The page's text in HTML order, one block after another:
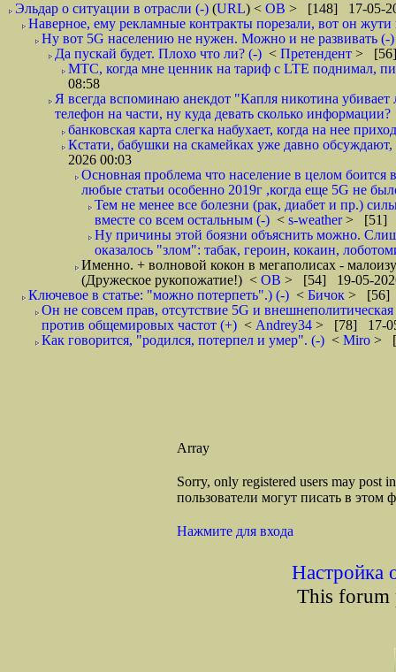
Эльдар о ситуации в отрасли (-) (URL) < ОВ > [148] 17-05-
Наверное, ему рекламные контракты порезали, вот он жути
Ну вот 5G населению не нужен. Можно и не развивать (-)
Да пускай будет. Плохо что ли? (-) < Претендент > [56]
МТС, когда мне ценник на тариф с LTE поднимал,
08:58
Я всегда вспоминаю анекдот "Капля никотина
телефон на части, ну куда девать сколько информации?
банковская карта слегка набухает, когда на нее
Кстати, бабушки на скамейках уже давно обсуждают,
2026 00:03
Основная проблема что население в целом боится
любые статьи особенно 2019г ,когда еще 5G не
Тем не менее все болезни (рак, диабет и пр.)
вместе со всем остальным (-) < s-weather> [51]
Ну причины этой боязни объяснить можно.
оказалось "злом": табак, героин, кокаин,
Именно. + волновой кокон в мегаполисах -
(Дружеское рукопожатие!) < ОВ > [54] 19-05-
Ключевое в статье: "можно потерпеть".) (-) < Бичок > [56]
Он не совсем прав, отсутствие 5G и
против общемировых частот (+) < Andrey34 > [78] 17-
Как говорится, "родился, потерпел и умер". (-) < Miro >
Array
Sorry, only registered users may post
пользователи могут писать в этом
Нажмите для входа
Настройка
This